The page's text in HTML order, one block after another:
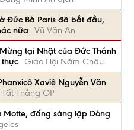
Đức Bà Paris đã bắt đầu,
nữa
Vũ Văn An
tại Nhật của Đức Thánh
Giáo Hội Năm Châu
Xaviê Nguyễn Văn
Thắng OP
đấng sáng lập Dòng